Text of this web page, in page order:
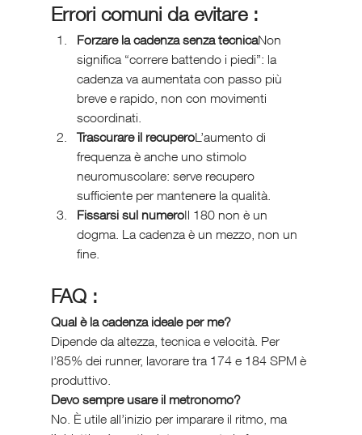
Errori comuni da evitare :
Forzare la cadenza senza tecnicaNon
significa “correre battendo i piedi”: la
cadenza va aumentata con passo più
breve e rapido, non con movimenti
scoordinati.
Trascurare il recuperoL’aumento di
frequenza è anche uno stimolo
neuromuscolare: serve recupero
sufficiente per mantenere la qualità.
Fissarsi sul numeroIl 180 non è un
dogma. La cadenza è un mezzo, non un
fine.
FAQ :
Qual è la cadenza ideale per me?
Dipende da altezza, tecnica e velocità. Per
l’85% dei runner, lavorare tra 174 e 184 SPM è
produttivo.
Devo sempre usare il metronomo?
No. È utile all’inizio per imparare il ritmo, ma